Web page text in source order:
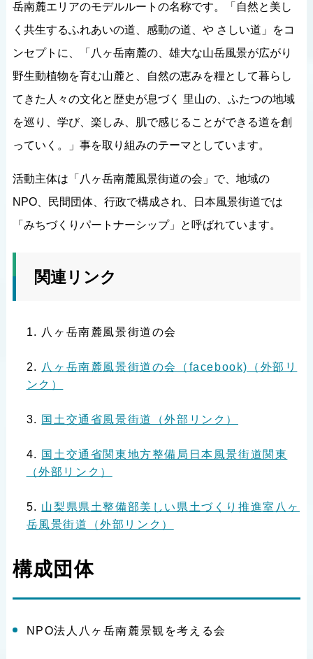
岳南麓エリアのモデルルートの名称です。「自然と美し
く共生するふれあいの道、感動の道、や さしい道」をコ
ンセプトに、「八ヶ岳南麓の、雄大な山岳風景が広がり
野生動植物を育む山麓と、自然の恵みを糧として暮らし
てきた人々の文化と歴史が息づく 里山の、ふたつの地域
を巡り、学び、楽しみ、肌で感じることができる道を創
っていく。」事を取り組みのテーマとしています。
活動主体は「八ヶ岳南麓風景街道の会」で、地域の
NPO、民間団体、行政で構成され、日本風景街道では
「みちづくりパートナーシップ」と呼ばれています。
関連リンク
八ヶ岳南麓風景街道の会
八ヶ岳南麓風景街道の会（facebook)（外部リ
ンク）
国土交通省風景街道（外部リンク）
国土交通省関東地方整備局日本風景街道関東
（外部リンク）
山梨県県土整備部美しい県土づくり推進室八ヶ
岳風景街道（外部リンク）
構成団体
NPO法人八ヶ岳南麓景観を考える会